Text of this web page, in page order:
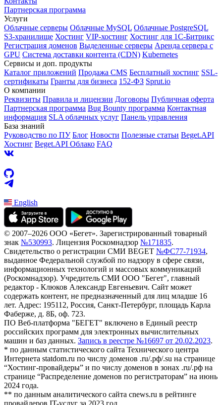
Партнерская программа
Услуги
Облачные серверы Облачные MySQL Облачные PostgreSQL
S3-хранилище Хостинг VIP-хостинг Хостинг для 1C-Битрикс
Регистрация доменов Выделенные серверы Аренда сервера с
GPU Система доставки контента (CDN) Kubernetes
Cервисы и доп. продукты
Каталог приложений Продажа CMS Бесплатный хостинг SSL-
сертификаты Гранты для бизнеса 152-ФЗ Sprut.io
О компании
Реквизиты Правила и лицензии Договоры Публичная оферта
Партнерская программа Bug Bounty программа Контактная
информация SLA облачных услуг Панель управления
База знаний
Руководство по ПУ Блог Новости Полезные статьи Beget.API
Хостинг Beget.API Облако FAQ
English
© 2007–2026 ООО «Бегет». Зарегистрированный товарный
знак №530993. Лицензия Роскомнадзор №171835.
Свидетельство о регистрации СМИ BEGET №ФС77-71934,
выданное Федеральной службой по надзору в сфере связи,
информационных технологий и массовых коммуникаций
(Роскомнадзор). Учредитель СМИ ООО "Бегет", главный
редактор - Клюков Александр Евгеньевич. Сайт может
содержать контент, не предназначенный для лиц младше 16
лет. Адрес: 195112, Россия, Санкт-Петербург, площадь Карла
Фаберже, д. 8Б, оф. 723.
ПО Веб-платформа "БЕГЕТ" включено в Единый реестр
российских программ для электронных вычислительных
машин и баз данных. Запись в реестре №16697 от 20.02.2023.
* по данным статистического сайта Технического центра
Интернета statdom.ru по числу доменов .ru/.рф/.su на странице
“Хостинг-провайдеры” и по числу доменов в зонах .ru/.рф на
странице “Распределение доменов по регистраторам” на июнь
2024 года.
** по данным аналитического сайта cnews.ru в рейтинге
провайдеров IT-услуг за 2023 год.